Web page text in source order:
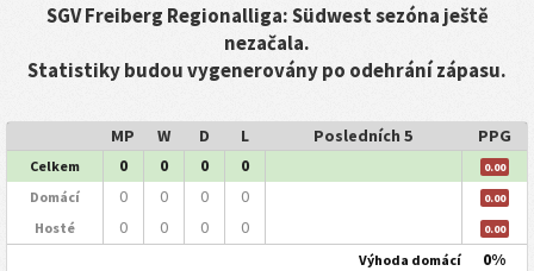
SGV Freiberg Regionalliga: Südwest sezóna ještě
nezačala.
Statistiky budou vygenerovány po odehrání zápasu.
MP W D L Posledních 5 PPG
Celkem 0 0 0 0 0.00
Domácí 0 0 0 0 0.00
Hosté 0 0 0 0 0.00
Výhoda domácí 0%